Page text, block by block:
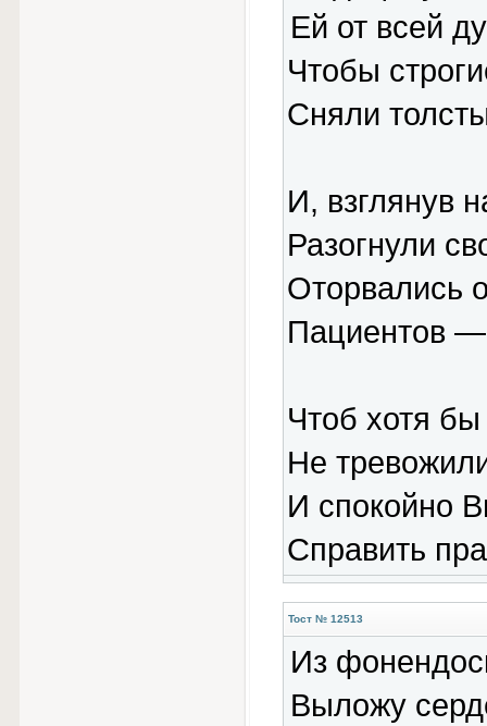
Ей от всей
Чтобы
Сняли
И, взглянув
Разогнули
Оторвались
Пациентов —
Чтоб хотя бы
Не
И спокойно
Справить
Тост № 12513
Из
Выложу